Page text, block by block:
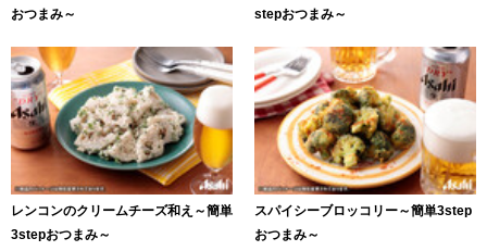
おつまみ～
stepおつまみ～
レンコンのクリームチーズ和え～簡単
3stepおつまみ～
スパイシーブロッコリー～簡単3step
おつまみ～